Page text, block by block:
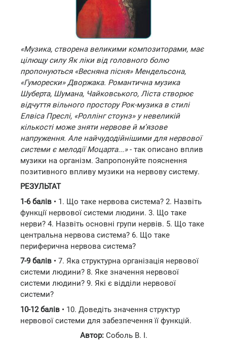
«Музика, створена великими композиторами, має
цілющу силу Як ліки від головного болю
пропонуються «Весняна пісня» Мендельсона,
«Гуморески» Дворжака. Романтична музика
Шуберта, Шумана, Чайковського, Ліста створює
відчуття вільного простору Рок-музика в стилі
Елвіса Преслі, «Роллінг стоунз» у невеликій
кількості може зняти нервове й м’язове
напруження. Але найчудодійнішими для нервової
системи є мелодії Моцарта...»- так описано вплив
музики на організм. Запропонуйте пояснення
позитивного впливу музики на нервову систему.
РЕЗУЛЬТАТ
1-6 балів • 1. Що таке нервова система? 2. Назвіть
функції нервової системи людини. 3. Що таке
нерви? 4. Назвіть основні групи нервів. 5. Що таке
центральна нервова система? 6. Що таке
периферична нервова система?
7-9 балів • 7. Яка структурна організація нервової
системи людини? 8. Яке значення нервової
системи людини? 9. Які є відділи нервової
системи?
10-12 балів • 10. Доведіть значення структур
нервової системи для забезпечення її функцій.
Автор:Соболь В. І.